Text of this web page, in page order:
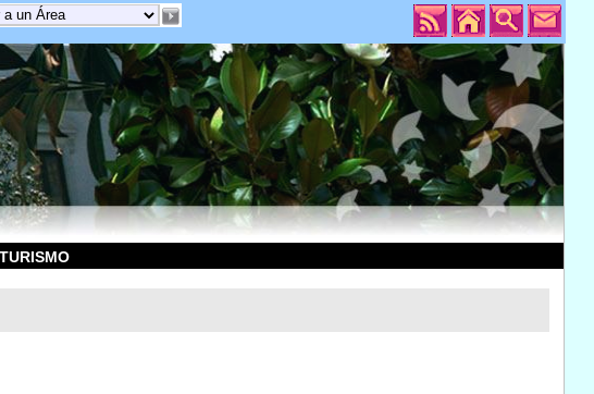
TURISMO